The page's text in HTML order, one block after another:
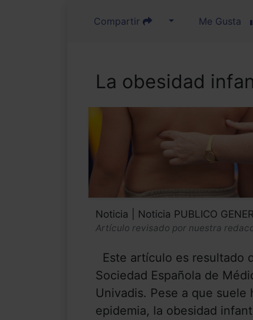
Compartir Me Gusta
La obesidad
Noticia | Noticia PUBLICO
Artículo revisado por nuestra
Este artículo es resultado
Sociedad Española de
Univadis. Pese a que
epidemia, la obesidad